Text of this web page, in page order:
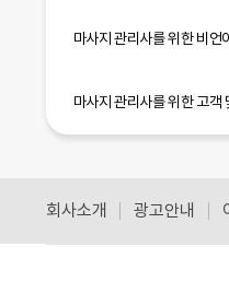
공식블로그 더보기
회사소개 광고안내